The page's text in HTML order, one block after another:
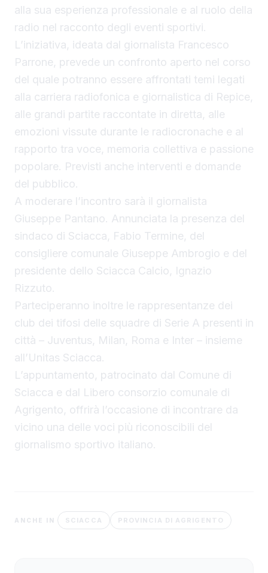
alla sua esperienza professionale e al ruolo della
radio nel racconto degli eventi sportivi.
L’iniziativa, ideata dal giornalista Francesco
Parrone, prevede un confronto aperto nel corso
del quale potranno essere affrontati temi legati
alla carriera radiofonica e giornalistica di Repice,
alle grandi partite raccontate in diretta, alle
emozioni vissute durante le radiocronache e al
rapporto tra voce, memoria collettiva e passione
popolare. Previsti anche interventi e domande
del pubblico.
A moderare l’incontro sarà il giornalista
Giuseppe Pantano. Annunciata la presenza del
sindaco di Sciacca, Fabio Termine, del
consigliere comunale Giuseppe Ambrogio e del
presidente dello Sciacca Calcio, Ignazio
Rizzuto.
Parteciperanno inoltre le rappresentanze dei
club dei tifosi delle squadre di Serie A presenti in
città – Juventus, Milan, Roma e Inter – insieme
all’Unitas Sciacca.
L’appuntamento, patrocinato dal Comune di
Sciacca e dal Libero consorzio comunale di
Agrigento, offrirà l’occasione di incontrare da
vicino una delle voci più riconoscibili del
giornalismo sportivo italiano.
ANCHE IN SCIACCA PROVINCIA DI AGRIGENTO